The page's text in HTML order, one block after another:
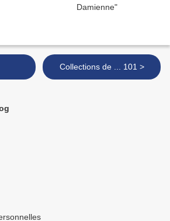
Collections de ... 101 >